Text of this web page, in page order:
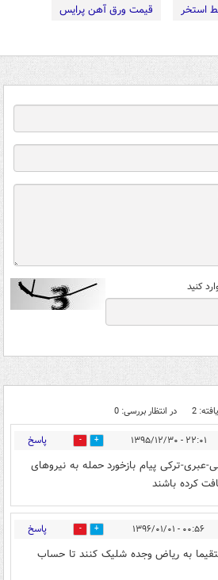
استخر
قیمت ورق آهن پرایس
کنید
2 در انتظار بررسی: 0
۲۲:۰۱ - ۱۳۹۵/۱۲/۳۰ 8 پاسخ
عبری-ترکی پیام بازخورد حمله به نیروهای
کرده باشند
۰۰:۵۶ - ۱۳۹۶/۰۱/۰۱ 4 پاسخ
به ریاض وجده شلیک کنند تا حساب